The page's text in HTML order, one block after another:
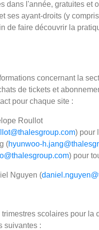
dans l'année, gratuites et
ses ayant-droits (y
de faire découvrir la
concernant la
de tickets et
pour chaque site :
Roullot
) pour
(hyunwoo-
) pour
Nguyen (
trimestres scolaires pour la
suivantes :